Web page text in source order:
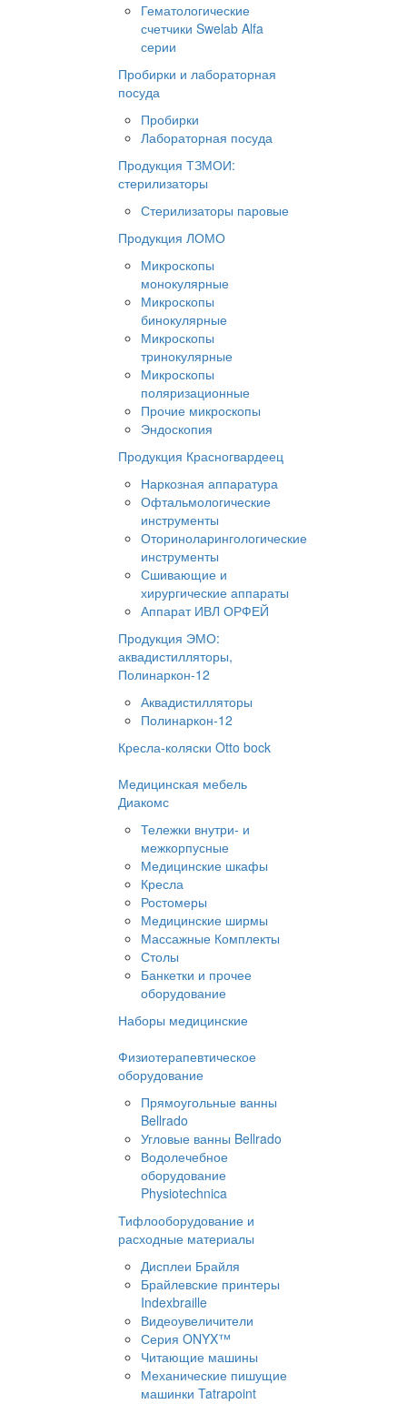
Гематологические
счетчики Swelab Alfa
серии
Пробирки и лабораторная
посуда
Пробирки
Лабораторная посуда
Продукция ТЗМОИ:
стерилизаторы
Стерилизаторы паровые
Продукция ЛОМО
Микроскопы
монокулярные
Микроскопы
бинокулярные
Микроскопы
тринокулярные
Микроскопы
поляризационные
Прочие микроскопы
Эндоскопия
Продукция Красногвардеец
Наркозная аппаратура
Офтальмологические
инструменты
Оториноларингологические
инструменты
Сшивающие и
хирургические аппараты
Аппарат ИВЛ ОРФЕЙ
Продукция ЭМО:
аквадистилляторы,
Полинаркон-12
Аквадистилляторы
Полинаркон-12
Кресла-коляски Otto bock
Медицинская мебель
Диакомс
Тележки внутри- и
межкорпусные
Медицинские шкафы
Кресла
Ростомеры
Медицинские ширмы
Массажные Комплекты
Столы
Банкетки и прочее
оборудование
Наборы медицинские
Физиотерапевтическое
оборудование
Прямоугольные ванны
Bellrado
Угловые ванны Bellrado
Водолечебное
оборудование
Physiotechnica
Тифлооборудование и
расходные материалы
Дисплеи Брайля
Брайлевские принтеры
Indexbraille
Видеоувеличители
Серия ONYX™
Читающие машины
Механические пишущие
машинки Tatrapoint